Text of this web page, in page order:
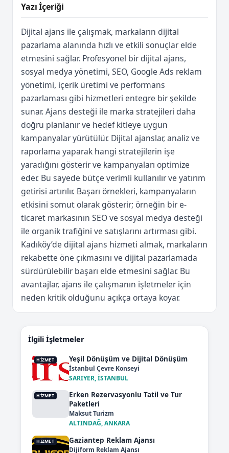
Yazı İçeriği
Dijital ajans ile çalışmak, markaların dijital
pazarlama alanında hızlı ve etkili sonuçlar elde
etmesini sağlar. Profesyonel bir dijital ajans,
sosyal medya yönetimi, SEO, Google Ads reklam
yönetimi, içerik üretimi ve performans
pazarlaması gibi hizmetleri entegre bir şekilde
sunar. Ajans desteği ile marka stratejileri daha
doğru planlanır ve hedef kitleye uygun
kampanyalar yürütülür. Dijital ajanslar, analiz ve
raporlama yaparak hangi stratejilerin işe
yaradığını gösterir ve kampanyaları optimize
eder. Bu sayede bütçe verimli kullanılır ve yatırım
getirisi artırılır. Başarı örnekleri, kampanyaların
etkisini somut olarak gösterir; örneğin bir e-
ticaret markasının SEO ve sosyal medya desteği
ile organik trafiğini ve satışlarını artırması gibi.
Kadıköy’de dijital ajans hizmeti almak, markaların
rekabette öne çıkmasını ve dijital pazarlamada
sürdürülebilir başarı elde etmesini sağlar. Bu
avantajlar, ajans ile çalışmanın işletmeler için
neden kritik olduğunu açıkça ortaya koyar.
İlgili İşletmeler
HIZMET Yeşil Dönüşüm ve Dijital Dönüşüm
İstanbul Çevre Konseyi
SARIYER, İSTANBUL
HIZMET
Erken Rezervasyonlu Tatil ve Tur
Paketleri
Maksut Turizm
ALTINDAĞ, ANKARA
HIZMET Gaziantep Reklam Ajansı
Dijiform Reklam Ajansı